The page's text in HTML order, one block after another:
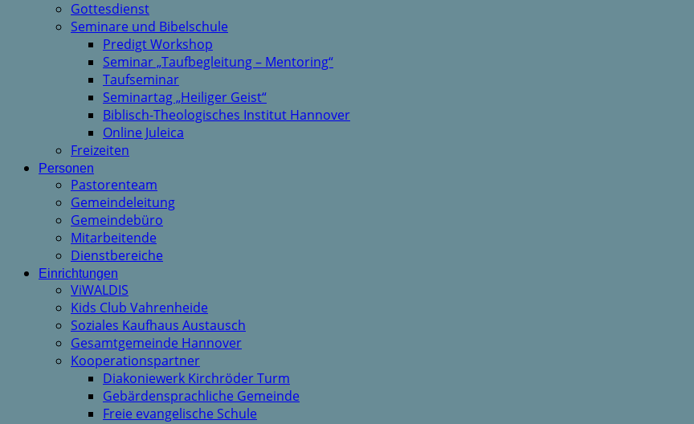
Gottesdienst
Seminare und Bibelschule
Predigt Workshop
Seminar „Taufbegleitung – Mentoring“
Taufseminar
Seminartag „Heiliger Geist“
Biblisch-Theologisches Institut Hannover
Online Juleica
Freizeiten
Personen
Pastorenteam
Gemeindeleitung
Gemeindebüro
Mitarbeitende
Dienstbereiche
Einrichtungen
ViWALDIS
Kids Club Vahrenheide
Soziales Kaufhaus Austausch
Gesamtgemeinde Hannover
Kooperationspartner
Diakoniewerk Kirchröder Turm
Gebärdensprachliche Gemeinde
Freie evangelische Schule